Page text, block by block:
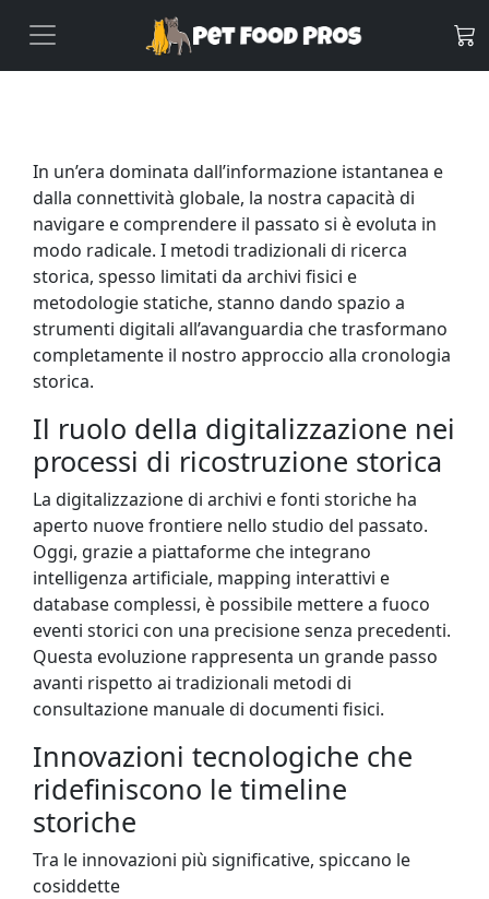
In un’era dominata dall’informazione istantanea e
dalla connettività globale, la nostra capacità di
navigare e comprendere il passato si è evoluta in
modo radicale. I metodi tradizionali di ricerca
storica, spesso limitati da archivi fisici e
metodologie statiche, stanno dando spazio a
strumenti digitali all’avanguardia che trasformano
completamente il nostro approccio alla cronologia
storica.
Il ruolo della digitalizzazione nei
processi di ricostruzione storica
La digitalizzazione di archivi e fonti storiche ha
aperto nuove frontiere nello studio del passato.
Oggi, grazie a piattaforme che integrano
intelligenza artificiale, mapping interattivi e
database complessi, è possibile mettere a fuoco
eventi storici con una precisione senza precedenti.
Questa evoluzione rappresenta un grande passo
avanti rispetto ai tradizionali metodi di
consultazione manuale di documenti fisici.
Innovazioni tecnologiche che
ridefiniscono le timeline
storiche
Tra le innovazioni più significative, spiccano le
cosiddette